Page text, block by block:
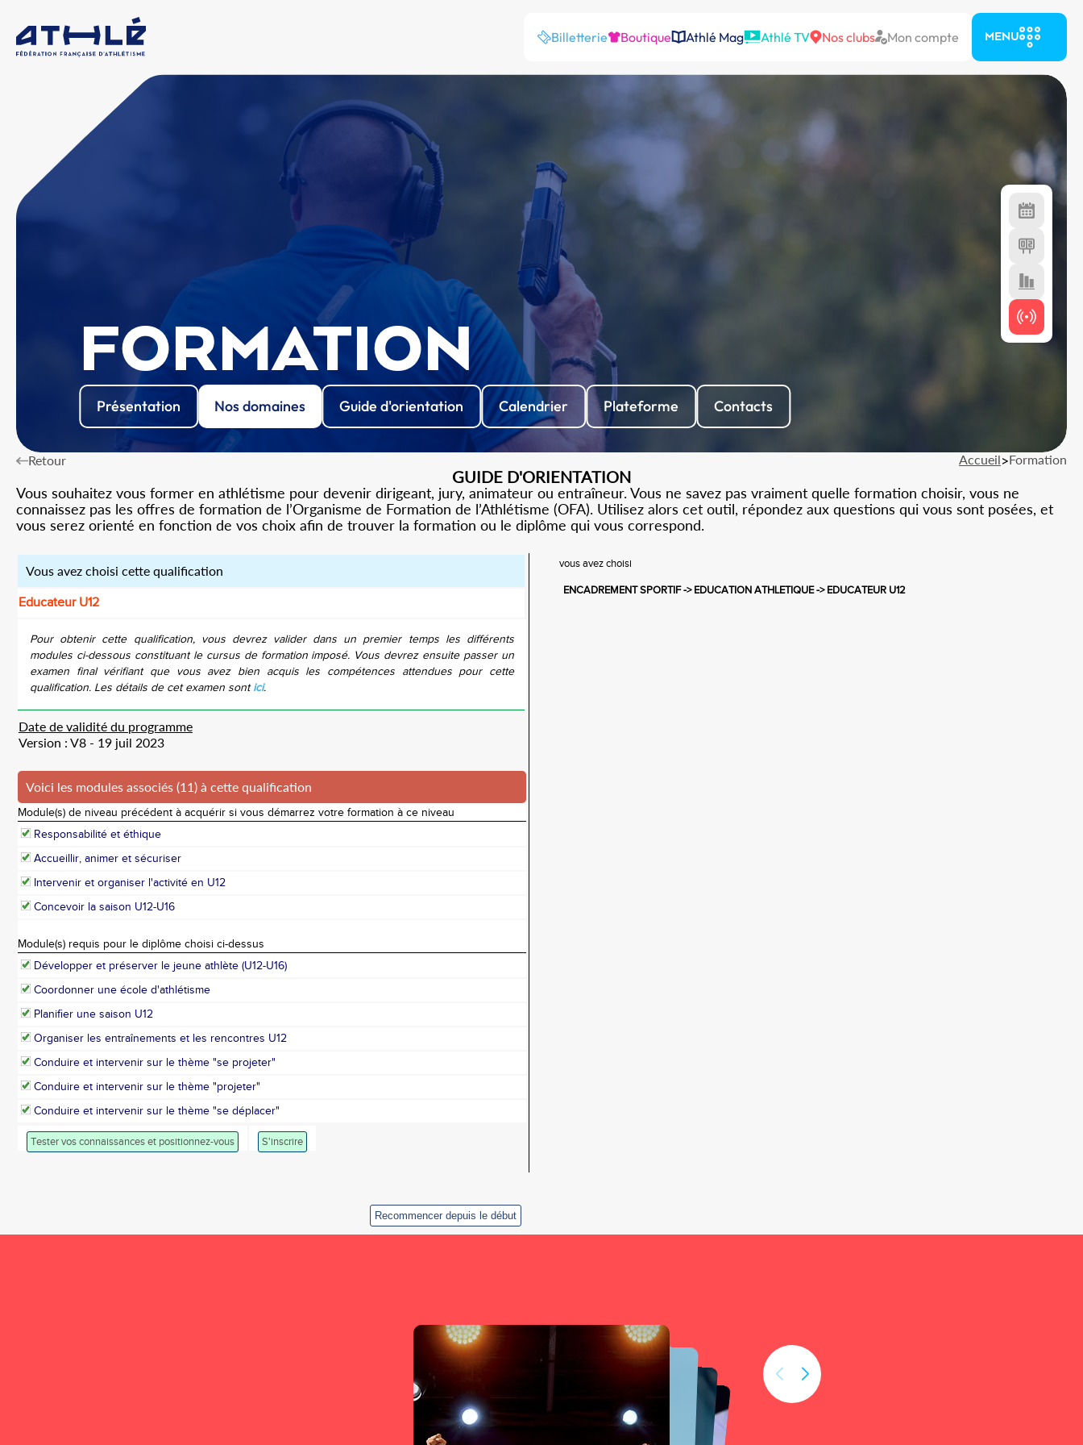
Billetterie Boutique Athlé Mag Athlé TV Nos clubs Mon compte MENU
FORMATION
Présentation Nos domaines Guide d'orientation Calendrier Plateforme Contacts
Retour Accueil>Formation
GUIDE D'ORIENTATION
Vous souhaitez vous former en athlétisme pour devenir dirigeant, jury, animateur ou entraîneur. Vous ne savez pas vraiment quelle formation choisir, vous ne
connaissez pas les offres de formation de l’Organisme de Formation de l’Athlétisme (OFA). Utilisez alors cet outil, répondez aux questions qui vous sont posées, et
vous serez orienté en fonction de vos choix afin de trouver la formation ou le diplôme qui vous correspond.
Vous avez choisi cette qualification
Educateur U12
Pour obtenir cette qualification, vous devrez valider dans un premier temps les différents
modules ci-dessous constituant le cursus de formation imposé. Vous devrez ensuite passer un
examen final vérifiant que vous avez bien acquis les compétences attendues pour cette
qualification. Les détails de cet examen sontici.
Date de validité du programme
Version : V8 - 19 juil 2023
Voici les modules associés (11) à cette qualification
Module(s) de niveau précédent à acquérir si vous démarrez votre formation à ce niveau
Responsabilité et éthique
Accueillir, animer et sécuriser
Intervenir et organiser l'activité en U12
Concevoir la saison U12-U16
Module(s) requis pour le diplôme choisi ci-dessus
Développer et préserver le jeune athlète (U12-U16)
Coordonner une école d'athlétisme
Planifier une saison U12
Organiser les entraînements et les rencontres U12
Conduire et intervenir sur le thème "se projeter"
Conduire et intervenir sur le thème "projeter"
Conduire et intervenir sur le thème "se déplacer"
Tester vos connaissances et positionnez-vous S'inscrire
vous avez choisi
ENCADREMENT SPORTIF -> EDUCATION ATHLETIQUE -> EDUCATEUR U12